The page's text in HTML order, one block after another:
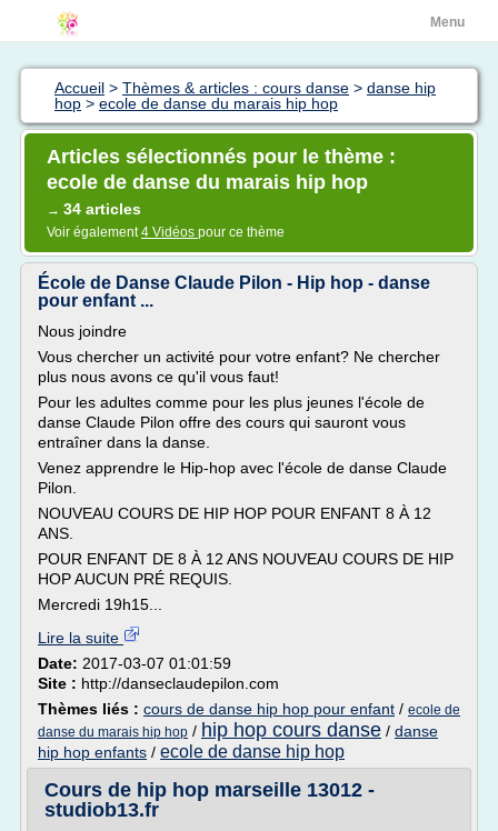
Menu
Accueil > Thèmes & articles : cours danse > danse hip
hop > ecole de danse du marais hip hop
Articles sélectionnés pour le thème :
ecole de danse du marais hip hop
→ 34 articles
Voir également4 Vidéos pour ce thème
École de Danse Claude Pilon - Hip hop - danse
pour enfant ...
Nous joindre
Vous chercher un activité pour votre enfant? Ne chercher
plus nous avons ce qu'il vous faut!
Pour les adultes comme pour les plus jeunes l'école de
danse Claude Pilon offre des cours qui sauront vous
entraîner dans la danse.
Venez apprendre le Hip-hop avec l'école de danse Claude
Pilon.
NOUVEAU COURS DE HIP HOP POUR ENFANT 8 À 12
ANS.
POUR ENFANT DE 8 À 12 ANS NOUVEAU COURS DE HIP
HOP AUCUN PRÉ REQUIS.
Mercredi 19h15...
Lire la suite
Date: 2017-03-07 01:01:59
Site : http://danseclaudepilon.com
Thèmes liés : cours de danse hip hop pour enfant / ecole de
danse du marais hip hop / hip hop cours danse / danse
hip hop enfants / ecole de danse hip hop
Cours de hip hop marseille 13012 -
studiob13.fr